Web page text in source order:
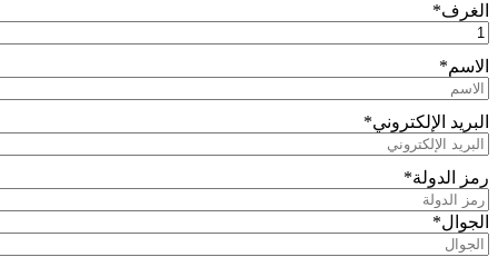
الغرف *
الاسم*
البريد الإلكتروني *
رمز الدولة*
الجوال *